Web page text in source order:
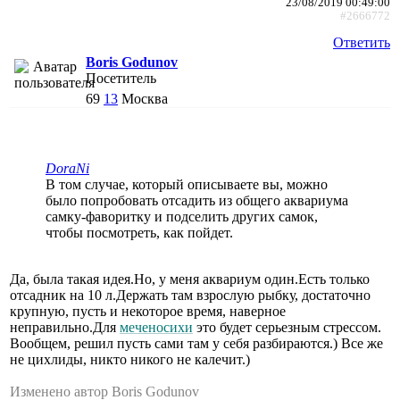
23/08/2019 00:49:00
#2666772
Ответить
Boris Godunov
Посетитель
69 13 Москва
DoraNi
В том случае, который описываете вы, можно
было попробовать отсадить из общего аквариума
самку-фаворитку и подселить других самок,
чтобы посмотреть, как пойдет.
Да, была такая идея.Но, у меня аквариум один.Есть только
отсадник на 10 л.Держать там взрослую рыбку, достаточно
крупную, пусть и некоторое время, наверное
неправильно.Для меченосихи это будет серьезным стрессом.
Вообщем, решил пусть сами там у себя разбираются.) Все же
не цихлиды, никто никого не калечит.)
Изменено автор Boris Godunov